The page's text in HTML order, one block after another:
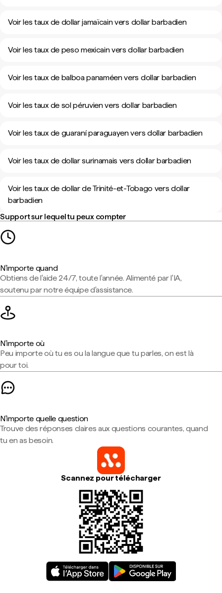
Voir les taux de dollar jamaïcain vers dollar barbadien
Voir les taux de peso mexicain vers dollar barbadien
Voir les taux de balboa panaméen vers dollar barbadien
Voir les taux de sol péruvien vers dollar barbadien
Voir les taux de guaraní paraguayen vers dollar barbadien
Voir les taux de dollar surinamais vers dollar barbadien
Voir les taux de dollar de Trinité-et-Tobago vers dollar
barbadien
Support sur lequel tu peux compter
N'importe quand
Obtiens de l'aide 24/7, toute l'année. Alimenté par l'IA,
soutenu par notre équipe d'assistance.
N'importe où
Peu importe où tu es ou la langue que tu parles, on est là
pour toi.
N'importe quelle question
Trouve des réponses claires aux questions courantes, quand
tu en as besoin.
Scannez pour télécharger